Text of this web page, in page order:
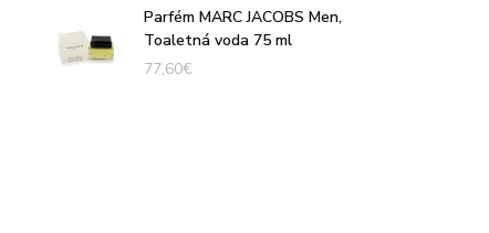
Parfém MARC JACOBS Men,
Toaletná voda 75 ml
77,60€